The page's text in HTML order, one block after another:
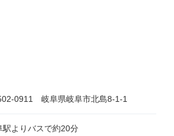
0911　岐阜県岐阜市北島8-1-1
駅よりバスで約20分